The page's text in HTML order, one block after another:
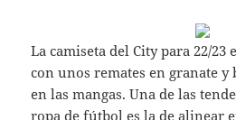
La camiseta del City para 22/23
con unos remates en granate
en las mangas. Una de las
ropa de fútbol es la de alinear